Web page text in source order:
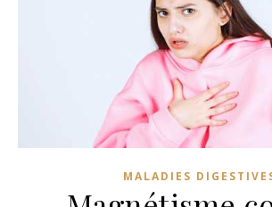
MALADIES